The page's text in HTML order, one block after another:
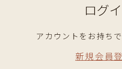
ログ
アカウントをお持ち
新規会員